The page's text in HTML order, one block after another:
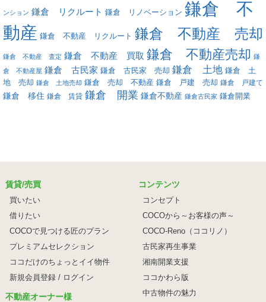
ンション 鎌倉 リクルート 鎌倉 リノベーション 鎌倉 不
動産 鎌倉 不動産 リクルート 鎌倉 不動産 売却
鎌倉 不動産 査定 鎌倉 不動産 買取 鎌倉 不動産売却 鎌
倉 不動産屋 鎌倉 古民家 鎌倉 古民家 売却 鎌倉 土地 鎌倉 土
地 売却 鎌倉 土地売却 鎌倉 売却 不動産 鎌倉 戸建 売却 鎌倉 戸建て
鎌倉 移住 鎌倉 賃貸 鎌倉 開業 鎌倉不動産 鎌倉古民家 鎌倉開業
賃貸/売買
買いたい
借りたい
COCOで見つける匠のプラン
プレミアムセレクション
ココだけのちょっとイイ物件
新規会員登録 / ログイン
不動産オーナー様
コンテンツ
コンセプト
COCOから～お客様の声～
COCO-Reno（ココリノ）
古民家再生事業
湘南開業支援
ココかわら版
中古物件の魅力